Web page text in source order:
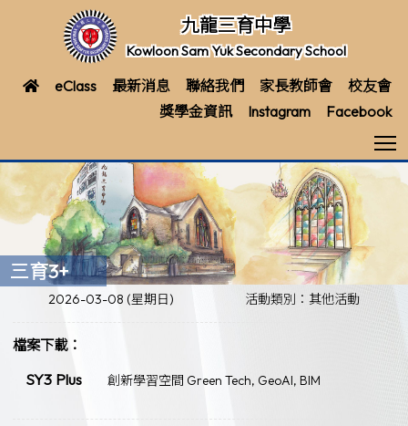
九龍三育中學
Kowloon Sam Yuk Secondary School
eClass 最新消息 聯絡我們 家長教師會
校友會
獎學金資訊
Instagram Facebook
三育3+
2026-03-08 (星期日) 活動類別：其他活動
檔案下載：
SY3 Plus 創新學習空間 Green Tech, GeoAI, BIM